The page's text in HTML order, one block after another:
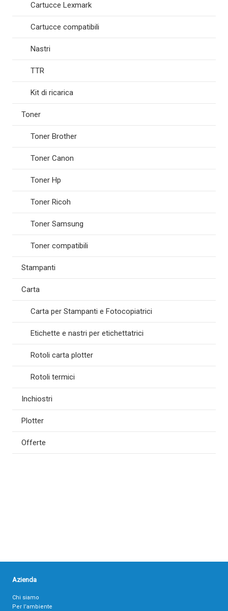
Cartucce Lexmark
Cartucce compatibili
Nastri
TTR
Kit di ricarica
Toner
Toner Brother
Toner Canon
Toner Hp
Toner Ricoh
Toner Samsung
Toner compatibili
Stampanti
Carta
Carta per Stampanti e Fotocopiatrici
Etichette e nastri per etichettatrici
Rotoli carta plotter
Rotoli termici
Inchiostri
Plotter
Offerte
Azienda
Chi siamo
Per l’ambiente